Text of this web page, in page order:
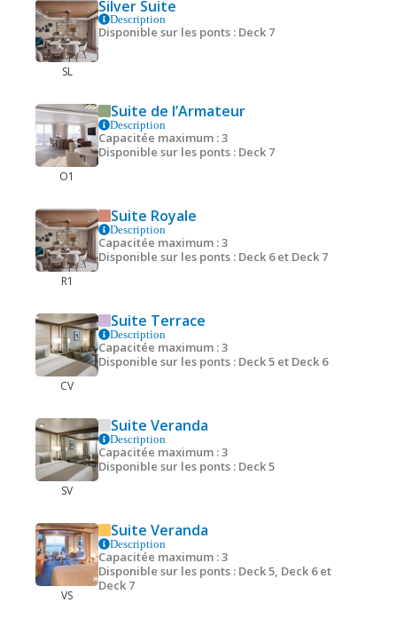
SL
Silver Suite
Description
Disponible sur les ponts : Deck 7
O1
Suite de l’Armateur
Description
Capacitée maximum : 3
Disponible sur les ponts : Deck 7
R1
Suite Royale
Description
Capacitée maximum : 3
Disponible sur les ponts : Deck 6 et Deck 7
CV
Suite Terrace
Description
Capacitée maximum : 3
Disponible sur les ponts : Deck 5 et Deck 6
SV
Suite Veranda
Description
Capacitée maximum : 3
Disponible sur les ponts : Deck 5
VS
Suite Veranda
Description
Capacitée maximum : 3
Disponible sur les ponts : Deck 5, Deck 6 et
Deck 7